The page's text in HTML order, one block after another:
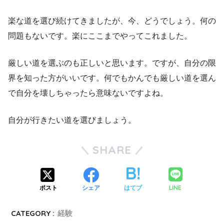
楽な道を選び続けてきましたが、今、どうでしょう。何の
問題もないです。楽にここまでやってこれました。
厳しい道を選ぶのも正しいと思います。ですが、自分の限
界を知った方がいいです。何でもかんでも厳しい道を選ん
で自分を壊しちゃったら意味ないですよね。
自分が行きたい道を選びましょう。
SHARE
ポスト シェア はてブ LINE
CATEGORY : 経験